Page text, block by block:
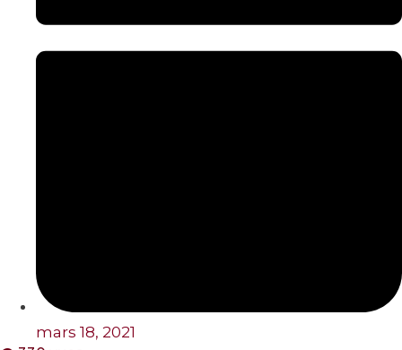
mars 18, 2021